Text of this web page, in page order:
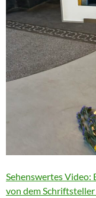
Sehenswertes Video:
von dem